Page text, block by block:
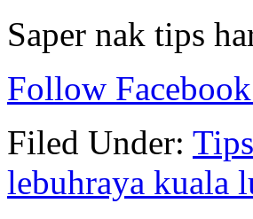
Saper nak tips
Follow
Filed Under:
lebuhraya kuala